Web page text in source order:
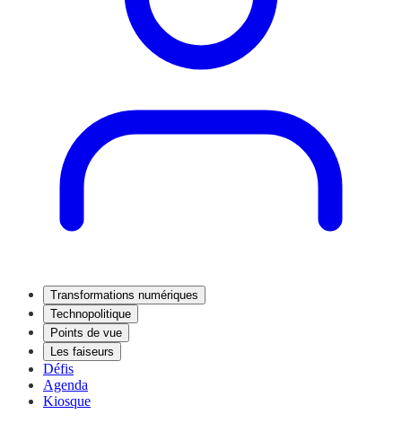
Transformations numériques
Technopolitique
Points de vue
Les faiseurs
Défis
Agenda
Kiosque